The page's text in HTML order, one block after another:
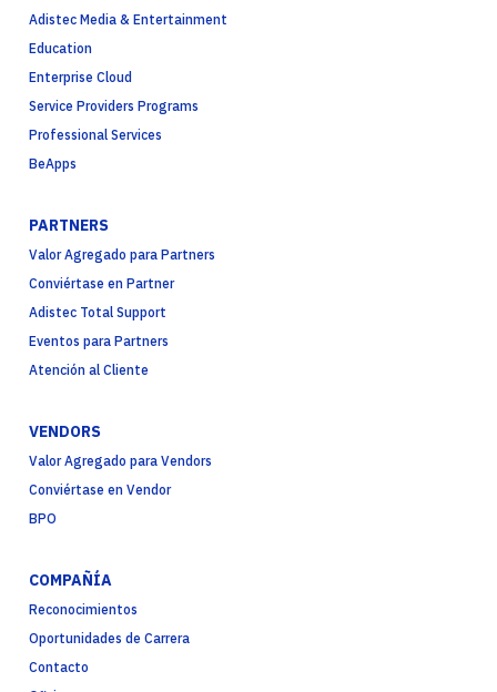
Adistec Media & Entertainment
Education
Enterprise Cloud
Service Providers Programs
Professional Services
BeApps
PARTNERS
Valor Agregado para Partners
Conviértase en Partner
Adistec Total Support
Eventos para Partners
Atención al Cliente
VENDORS
Valor Agregado para Vendors
Conviértase en Vendor
BPO
COMPAÑÍA
Reconocimientos
Oportunidades de Carrera
Contacto